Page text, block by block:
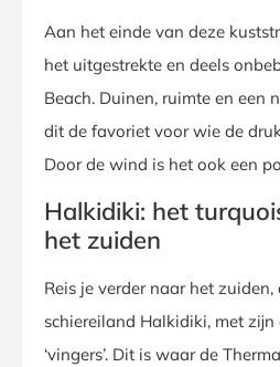
Aan het einde van deze
het uitgestrekte en deels
Beach. Duinen, ruimte en een
dit de favoriet voor wie de
Door de wind is het ook een
Halkidiki: het
het zuiden
Reis je verder naar het
schiereiland Halkidiki, met zijn
‘vingers’. Dit is waar de